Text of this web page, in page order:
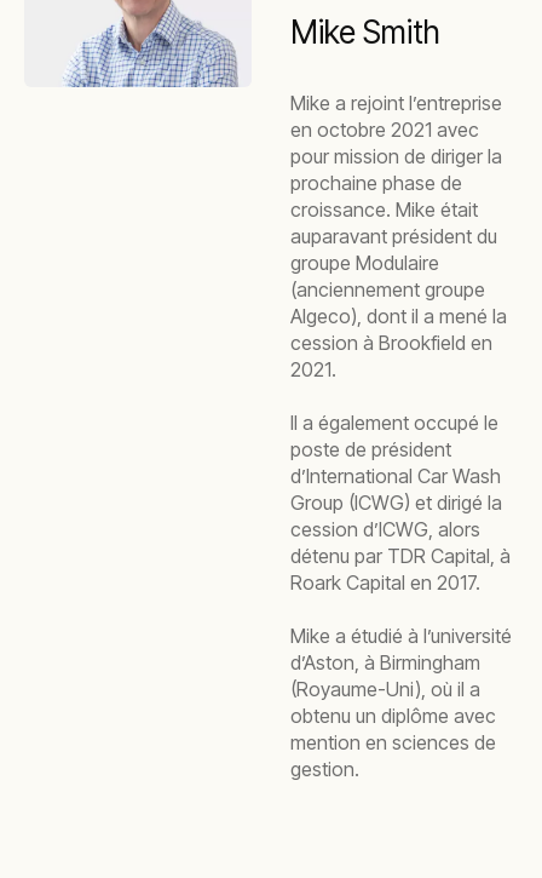
Mike Smith
Mike a rejoint l’entreprise
en octobre 2021 avec
pour mission de diriger la
prochaine phase de
croissance. Mike était
auparavant président du
groupe Modulaire
(anciennement groupe
Algeco), dont il a mené la
cession à Brookfield en
2021.
Il a également occupé le
poste de président
d’International Car Wash
Group (ICWG) et dirigé la
cession d’ICWG, alors
détenu par TDR Capital, à
Roark Capital en 2017.
Mike a étudié à l’université
d’Aston, à Birmingham
(Royaume-Uni), où il a
obtenu un diplôme avec
mention en sciences de
gestion.